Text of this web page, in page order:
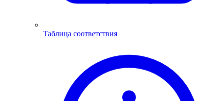
Таблица соответствия